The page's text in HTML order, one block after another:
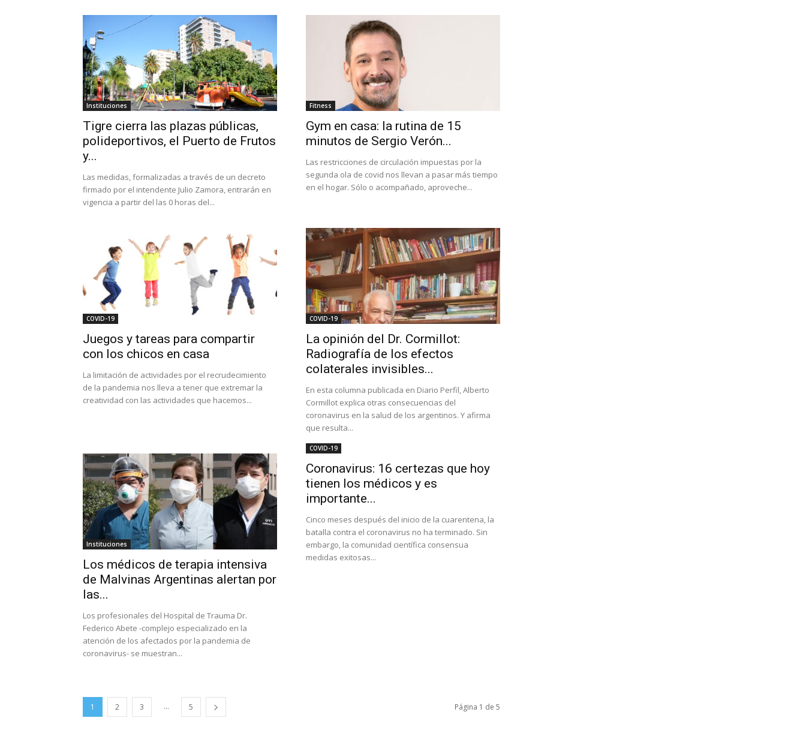
Instituciones
Tigre cierra las plazas públicas,
polideportivos, el Puerto de Frutos
y...
Las medidas, formalizadas a través de un decreto
firmado por el intendente Julio Zamora, entrarán en
vigencia a partir del las 0 horas del...
Fitness
Gym en casa: la rutina de 15
minutos de Sergio Verón...
Las restricciones de circulación impuestas por la
segunda ola de covid nos llevan a pasar más tiempo
en el hogar. Sólo o acompañado, aproveche...
COVID-19
Juegos y tareas para compartir
con los chicos en casa
La limitación de actividades por el recrudecimiento
de la pandemia nos lleva a tener que extremar la
creatividad con las actividades que hacemos...
COVID-19
La opinión del Dr. Cormillot:
Radiografía de los efectos
colaterales invisibles...
En esta columna publicada en Diario Perfil, Alberto
Cormillot explica otras consecuencias del
coronavirus en la salud de los argentinos. Y afirma
que resulta...
Instituciones
Los médicos de terapia intensiva
de Malvinas Argentinas alertan por
las...
Los profesionales del Hospital de Trauma Dr.
Federico Abete -complejo especializado en la
atención de los afectados por la pandemia de
coronavirus- se muestran...
COVID-19
Coronavirus: 16 certezas que hoy
tienen los médicos y es
importante...
Cinco meses después del inicio de la cuarentena, la
batalla contra el coronavirus no ha terminado. Sin
embargo, la comunidad científica consensua
medidas exitosas...
1 2 3 ... 5 Página 1 de 5